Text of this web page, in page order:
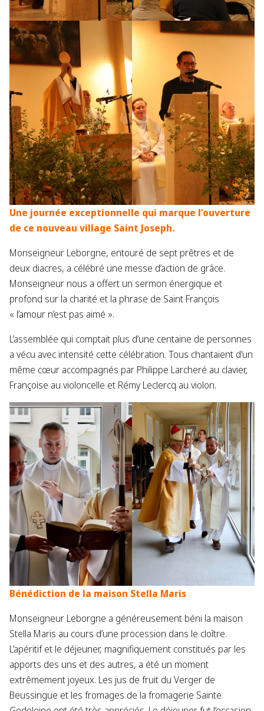
Une journée exceptionnelle qui marque l’ouverture
de ce nouveau village Saint Joseph.
Monseigneur Leborgne, entouré de sept prêtres et de
deux diacres, a célébré une messe d’action de grâce.
Monseigneur nous a offert un sermon énergique et
profond sur la charité et la phrase de Saint François
« l’amour n’est pas aimé ».
L’assemblée qui comptait plus d’une centaine de personnes
a vécu avec intensité cette célébration. Tous chantaient d’un
même cœur accompagnés par Philippe Larcheré au clavier,
Françoise au violoncelle et Rémy Leclercq au violon.
Bénédiction de la maison Stella Maris
Monseigneur Leborgne a généreusement béni la maison
Stella Maris au cours d’une procession dans le cloître.
L’apéritif et le déjeuner, magnifiquement constitués par les
apports des uns et des autres, a été un moment
extrêmement joyeux. Les jus de fruit du Verger de
Beussingue et les fromages de la fromagerie Sainte